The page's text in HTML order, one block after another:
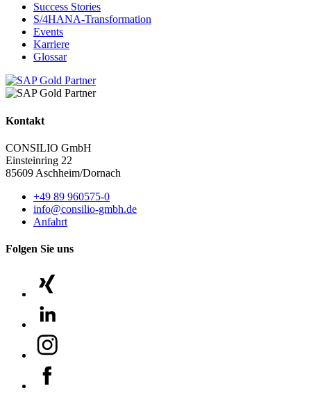
Success Stories
S/4HANA-Transformation
Events
Karriere
Glossar
Kontakt
CONSILIO GmbH
Einsteinring 22
85609 Aschheim/Dornach
+49 89 960575-0
info@consilio-gmbh.de
Anfahrt
Folgen Sie uns